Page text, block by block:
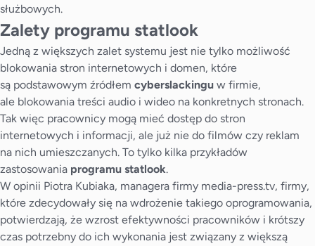
służbowych.
Zalety programu statlook
Jedną z większych zalet systemu jest nie tylko możliwość
blokowania stron internetowych i domen, które
są podstawowym źródłem cyberslackingu w firmie,
ale blokowania treści audio i wideo na konkretnych stronach.
Tak więc pracownicy mogą mieć dostęp do stron
internetowych i informacji, ale już nie do filmów czy reklam
na nich umieszczanych. To tylko kilka przykładów
zastosowania programu statlook.
W opinii Piotra Kubiaka, managera firmy media-press.tv, firmy,
które zdecydowały się na wdrożenie takiego oprogramowania,
potwierdzają, że wzrost efektywności pracowników i krótszy
czas potrzebny do ich wykonania jest związany z większą